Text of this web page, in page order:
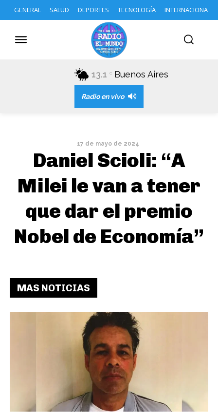
GENERAL SALUD DEPORTES TECNOLOGÍA INTERNACIONAL
13.1 C Buenos Aires
Radio en vivo
17 de mayo de 2024
Daniel Scioli: “A
Milei le van a tener
que dar el premio
Nobel de Economía”
MAS NOTICIAS